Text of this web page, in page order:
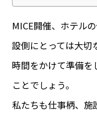
MICE開催、ホテル
設側にとっては大切
時間をかけて準備を
ことでしょう。
私たちも仕事柄、施